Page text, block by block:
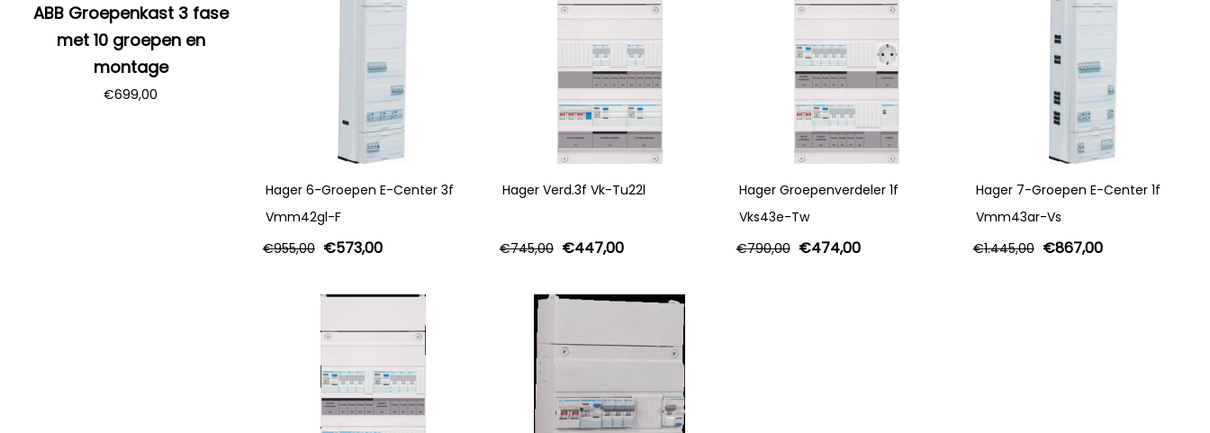
ABB Groepenkast 3 fase
met 10 groepen en
montage
€699,00
Hager 6-Groepen E-Center 3f
Vmm42gl-F
€955,00 €573,00
Hager Verd.3f Vk-Tu22l
€745,00 €447,00
Hager Groepenverdeler 1f
Vks43e-Tw
€790,00 €474,00
Hager 7-Groepen E-Center 1f
Vmm43ar-Vs
€1.445,00 €867,00